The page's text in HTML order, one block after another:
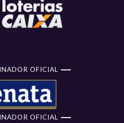
OFICIAL
OFICIAL